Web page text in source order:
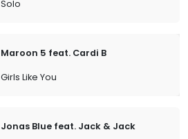
Solo
Maroon 5 feat. Cardi B
Girls Like You
Jonas Blue feat. Jack & Jack